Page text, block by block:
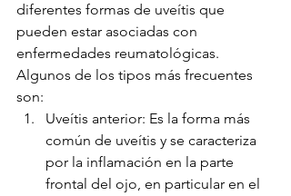
diferentes formas de uveítis que
pueden estar asociadas con
enfermedades reumatológicas.
Algunos de los tipos más frecuentes
son:
Uveítis anterior: Es la forma más
común de uveítis y se caracteriza
por la inflamación en la parte
frontal del ojo, en particular en el